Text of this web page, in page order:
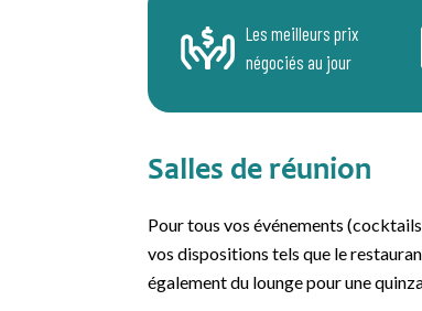
Les meilleurs prix
négociés au jour
Salles de réunion
Pour tous vos événements
vos dispositions tels que le
également du lounge pour une